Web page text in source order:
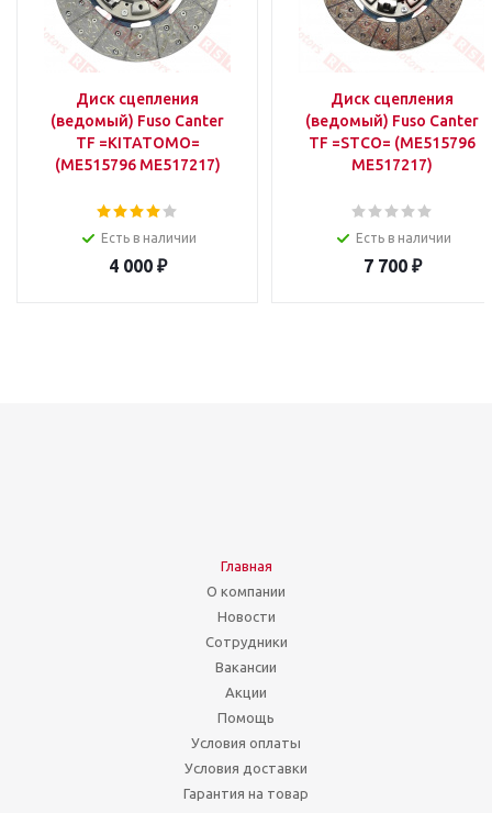
Диск сцепления
(ведомый) Fuso Canter
TF =KITATOMO=
(ME515796 ME517217)
Есть в наличии
4 000₽
Диск сцепления
(ведомый) Fuso Canter
TF =STCO= (ME515796
ME517217)
Есть в наличии
7 700₽
Главная
О компании
Новости
Сотрудники
Вакансии
Акции
Помощь
Условия оплаты
Условия доставки
Гарантия на товар